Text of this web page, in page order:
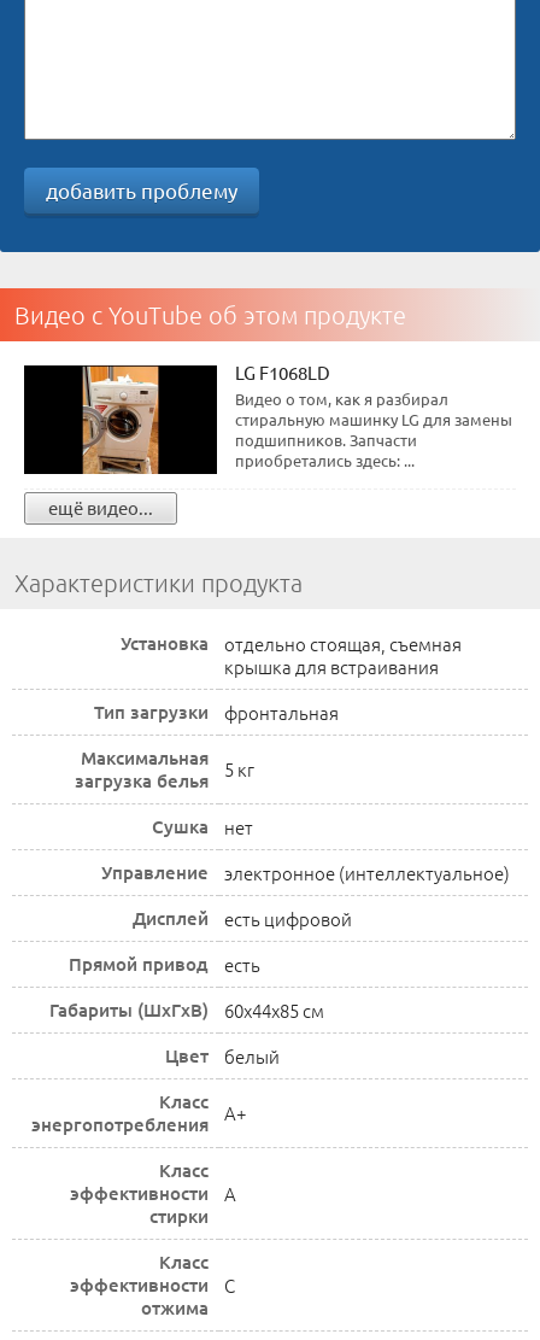
добавить проблему
Видео с YouTube об этом продукте
LG F1068LD
Видео о том, как я разбирал
стиральную машинку LG для замены
подшипников. Запчасти
приобретались здесь: ...
ещё видео...
Характеристики продукта
Установка
отдельно стоящая, съемная
крышка для встраивания
Тип загрузки фронтальная
Максимальная
загрузка белья
5 кг
Сушка нет
Управление электронное (интеллектуальное)
Дисплей есть цифровой
Прямой привод есть
Габариты (ШxГxВ) 60x44x85 см
Цвет белый
Класс
энергопотребления
A+
Класс
эффективности
стирки
A
Класс
эффективности
отжима
C